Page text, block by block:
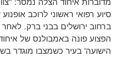
מדוברות איחוד הצלה נמסר:
סיוע רפואי ראשוני לרוכב
ברחוב ירושלים בבני ברק. לאחר
הפצוע פונה באמבולנס של
הישועה' בעיר כשמצבו מוגדר